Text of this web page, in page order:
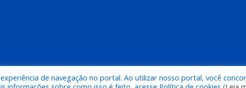
a Prefeitura Municipal de Juruti.
de navegação no portal. Ao utilizar nosso portal, você